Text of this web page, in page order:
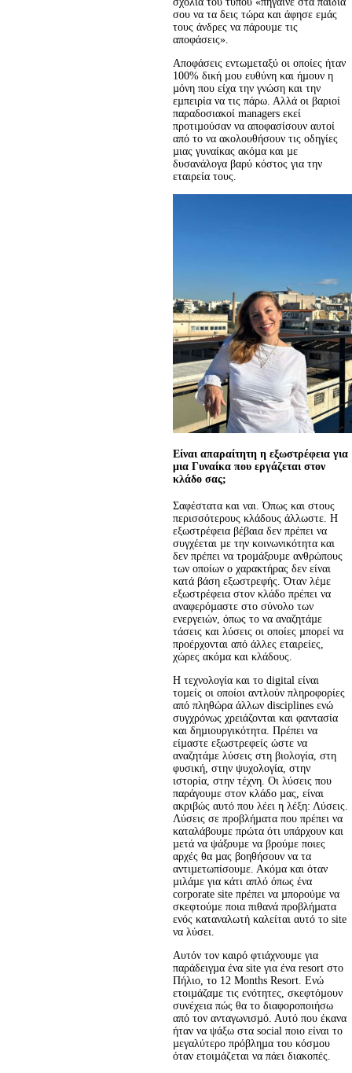
σου να τα δεις τώρα και άφησε εµάς
τους άνδρες να πάρουµε τις
αποφάσεις».
Αποφάσεις εντωµεταξύ οι οποίες ήταν
100% δική µου ευθύνη και ήµουν η
µόνη που είχα την γνώση και την
εµπειρία να τις πάρω. Αλλά οι βαριοί
παραδοσιακοί managers εκεί
προτιµούσαν να αποφασίσουν αυτοί
από το να ακολουθήσουν τις οδηγίες
µιας γυναίκας ακόµα και µε
δυσανάλογα βαρύ κόστος για την
εταιρεία τους.
Είναι απαραίτητη η εξωστρέφεια για
μια Γυναίκα που εργάζεται στον
κλάδο σας;
Σαφέστατα και ναι. Όπως και στους
περισσότερους κλάδους άλλωστε. Η
εξωστρέφεια βέβαια δεν πρέπει να
συγχέεται µε την κοινωνικότητα και
δεν πρέπει να τροµάξουµε ανθρώπους
των οποίων ο χαρακτήρας δεν είναι
κατά βάση εξωστρεφής. Όταν λέµε
εξωστρέφεια στον κλάδο πρέπει να
αναφερόµαστε στο σύνολο των
ενεργειών, όπως το να αναζητάµε
τάσεις και λύσεις οι οποίες µπορεί να
προέρχονται από άλλες εταιρείες,
χώρες ακόµα και κλάδους.
Η τεχνολογία και το digital είναι
τοµείς οι οποίοι αντλούν πληροφορίες
από πληθώρα άλλων disciplines ενώ
συγχρόνως χρειάζονται και φαντασία
και δηµιουργικότητα. Πρέπει να
είµαστε εξωστρεφείς ώστε να
αναζητάµε λύσεις στη βιολογία, στη
φυσική, στην ψυχολογία, στην
ιστορία, στην τέχνη. Οι λύσεις που
παράγουµε στον κλάδο µας, είναι
ακριβώς αυτό που λέει η λέξη: Λύσεις.
Λύσεις σε προβλήµατα που πρέπει να
καταλάβουµε πρώτα ότι υπάρχουν και
µετά να ψάξουµε να βρούµε ποιες
αρχές θα µας βοηθήσουν να τα
αντιµετωπίσουµε. Ακόµα και όταν
µιλάµε για κάτι απλό όπως ένα
corporate site πρέπει να µπορούµε να
σκεφτούµε ποια πιθανά προβλήµατα
ενός καταναλωτή καλείται αυτό το site
να λύσει.
Αυτόν τον καιρό φτιάχνουµε για
παράδειγµα ένα site για ένα resort στο
Πήλιο, το 12 Months Resort. Ενώ
ετοιµάζαµε τις ενότητες, σκεφτόµουν
συνέχεια πώς θα το διαφοροποιήσω
από τον ανταγωνισµό. Αυτό που έκανα
ήταν να ψάξω στα social ποιο είναι το
µεγαλύτερο πρόβληµα του κόσµου
όταν ετοιµάζεται να πάει διακοπές.